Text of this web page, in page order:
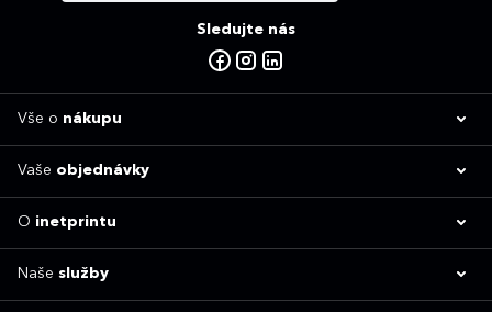
Sledujte nás
Vše o nákupu
Vaše objednávky
O inetprintu
Naše služby